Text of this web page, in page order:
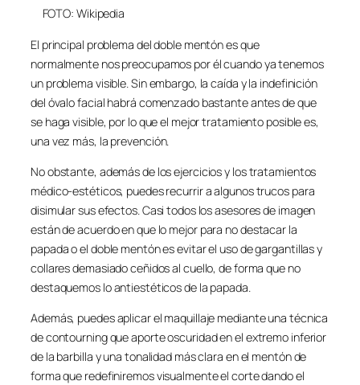
FOTO: Wikipedia
El principal problema del doble mentón es que
normalmente nos preocupamos por él cuando ya tenemos
un problema visible. Sin embargo, la caída y la indefinición
del óvalo facial habrá comenzado bastante antes de que
se haga visible, por lo que el mejor tratamiento posible es,
una vez más, la prevención.
No obstante, además de los ejercicios y los tratamientos
médico-estéticos, puedes recurrir a algunos trucos para
disimular sus efectos. Casi todos los asesores de imagen
están de acuerdo en que lo mejor para no destacar la
papada o el doble mentón es evitar el uso de gargantillas y
collares demasiado ceñidos al cuello, de forma que no
destaquemos lo antiestéticos de la papada.
Además, puedes aplicar el maquillaje mediante una técnica
de contourning que aporte oscuridad en el extremo inferior
de la barbilla y una tonalidad más clara en el mentón de
forma que redefiniremos visualmente el corte dando el